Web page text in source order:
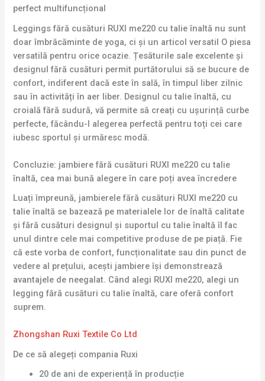
perfect multifuncțional
Leggings fără cusături RUXI me220 cu talie înaltă nu sunt
doar îmbrăcăminte de yoga, ci și un articol versatil O piesa
versatilă pentru orice ocazie. Țesăturile sale excelente și
designul fără cusături permit purtătorului să se bucure de
confort, indiferent dacă este în sală, în timpul liber zilnic
sau în activități în aer liber. Designul cu talie înaltă, cu
croială fără sudură, vă permite să creați cu ușurință curbe
perfecte, făcându-l alegerea perfectă pentru toți cei care
iubesc sportul și urmăresc modă.
Concluzie: jambiere fără cusături RUXI me220 cu talie
înaltă, cea mai bună alegere în care poți avea încredere
Luați împreună, jambierele fără cusături RUXI me220 cu
talie înaltă se bazează pe materialele lor de înaltă calitate
și fără cusături designul și suportul cu talie înaltă îl fac
unul dintre cele mai competitive produse de pe piață. Fie
că este vorba de confort, funcționalitate sau din punct de
vedere al prețului, acești jambiere își demonstrează
avantajele de neegalat. Când alegi RUXI me220, alegi un
legging fără cusături cu talie înaltă, care oferă confort
suprem.
Zhongshan Ruxi Textile Co Ltd
De ce să alegeți compania Ruxi
20 de ani de experiență în producție